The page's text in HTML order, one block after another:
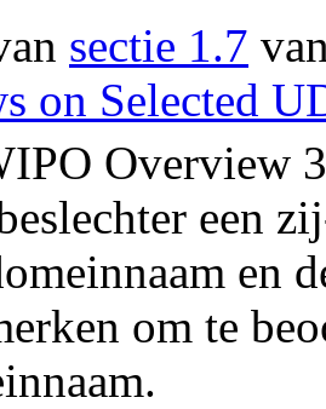
sectie 1.7
on Selected
Overview
een
en
om te